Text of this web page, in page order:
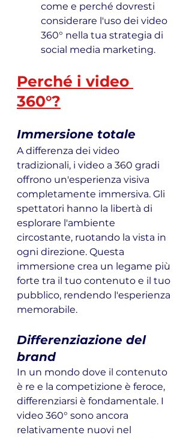
come e perché dovresti
considerare l'uso dei video
360° nella tua strategia di
social media marketing.
Perché i video
360°?
Immersione totale
A differenza dei video
tradizionali, i video a 360 gradi
offrono un'esperienza visiva
completamente immersiva. Gli
spettatori hanno la libertà di
esplorare l'ambiente
circostante, ruotando la vista in
ogni direzione. Questa
immersione crea un legame più
forte tra il tuo contenuto e il tuo
pubblico, rendendo l'esperienza
memorabile.
Differenziazione del
brand
In un mondo dove il contenuto
è re e la competizione è feroce,
differenziarsi è fondamentale. I
video 360° sono ancora
relativamente nuovi nel